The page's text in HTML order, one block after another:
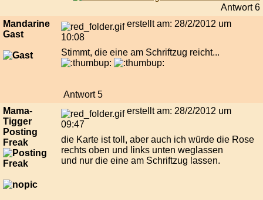
Antwort 6
Mandarine
Gast
erstellt am: 28/2/2012 um
10:08
Stimmt, die eine am Schriftzug reicht...
Antwort 5
Mama-
Tigger
Posting
Freak
erstellt am: 28/2/2012 um
09:47
die Karte ist toll, aber auch ich würde die Rose
rechts oben und links unten weglassen
und nur die eine am Schriftzug lassen.